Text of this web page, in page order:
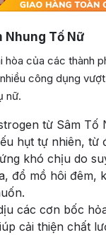
Nhung Tố Nữ
hòa của các thành
công dụng
nữ.
từ Sâm Tố
hụt tự nhiên, từ
khó chịu do
đổ mồ hôi đêm,
các cơn bốc
cải thiện chất